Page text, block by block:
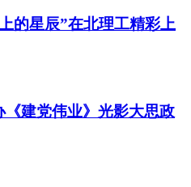
的星辰”在北理工精彩上
建党伟业》光影大思政